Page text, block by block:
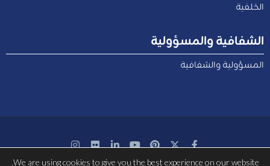
الخلفية
الشفافية والمسؤولية
المسؤولية والشفافية
We are using cookies to give you the best experience on our website.